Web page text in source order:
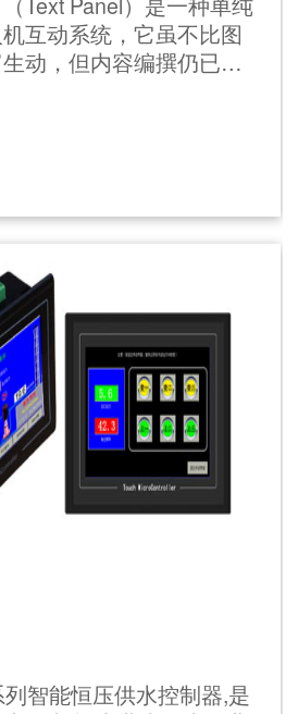
作者机台设备的各项监
的编辑软件可让设计人
互动系统，它虽不比图
动，但内容编撰仍已将
换为接口显示。台达TP
速控制系统，进而提高
智能恒压供水控制器,是